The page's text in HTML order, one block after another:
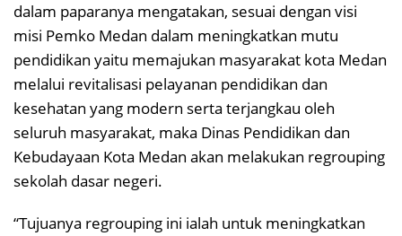
dalam paparanya mengatakan, sesuai dengan visi
misi Pemko Medan dalam meningkatkan mutu
pendidikan yaitu memajukan masyarakat kota Medan
melalui revitalisasi pelayanan pendidikan dan
kesehatan yang modern serta terjangkau oleh
seluruh masyarakat, maka Dinas Pendidikan dan
Kebudayaan Kota Medan akan melakukan regrouping
sekolah dasar negeri.
“Tujuanya regrouping ini ialah untuk meningkatkan